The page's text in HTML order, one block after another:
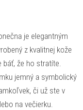
je elegantným
z kvalitnej kože
báť, že ho stratíte.
jemný a symbolický
či už ste v
na večierku.